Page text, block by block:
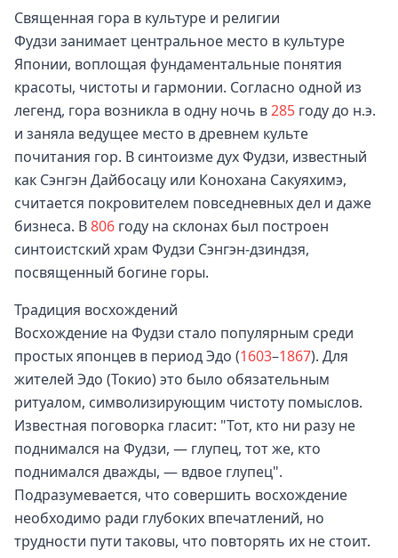
Священная гора в культуре и религии
Фудзи занимает центральное место в культуре
Японии, воплощая фундаментальные понятия
красоты, чистоты и гармонии. Согласно одной из
легенд, гора возникла в одну ночь в285 году до н.э.
и заняла ведущее место в древнем культе
почитания гор. В синтоизме дух Фудзи, известный
как Сэнгэн Дайбосацу или Конохана Сакуяхимэ,
считается покровителем повседневных дел и даже
бизнеса. В806 году на склонах был построен
синтоистский храм Фудзи Сэнгэн-дзиндзя,
посвященный богине горы.
Традиция восхождений
Восхождение на Фудзи стало популярным среди
простых японцев в период Эдо (1603–1867). Для
жителей Эдо (Токио) это было обязательным
ритуалом, символизирующим чистоту помыслов.
Известная поговорка гласит: "Тот, кто ни разу не
поднимался на Фудзи, — глупец, тот же, кто
поднимался дважды, — вдвое глупец".
Подразумевается, что совершить восхождение
необходимо ради глубоких впечатлений, но
трудности пути таковы, что повторять их не стоит.